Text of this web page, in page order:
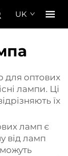
UK
для оптових
лампи. Ці
їх
ламп є
від ламп